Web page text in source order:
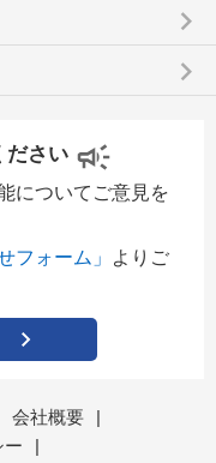
keyboard_arrow_right
keyboard_arrow_right
ださい
についてご意見を
フォーム」
よりご
会社概要
|
ー
|